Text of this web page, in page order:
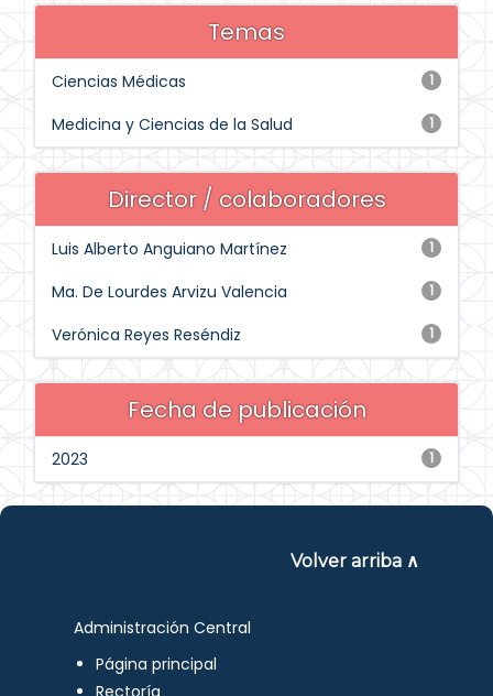
Temas
1
Ciencias Médicas
1
Medicina y Ciencias de la Salud
Director / colaboradores
1
Luis Alberto Anguiano Martínez
1
Ma. De Lourdes Arvizu Valencia
1
Verónica Reyes Reséndiz
Fecha de publicación
1
2023
Volver arriba ∧
Administración Central
Página principal
Rectoría